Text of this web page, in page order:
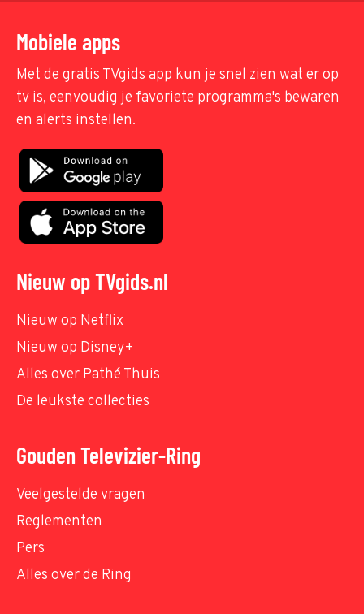
Mobiele apps
Met de gratis TVgids app kun je snel zien wat er op
tv is, eenvoudig je favoriete programma's bewaren
en alerts instellen.
Nieuw op TVgids.nl
Nieuw op Netflix
Nieuw op Disney+
Alles over Pathé Thuis
De leukste collecties
Gouden Televizier-Ring
Veelgestelde vragen
Reglementen
Pers
Alles over de Ring